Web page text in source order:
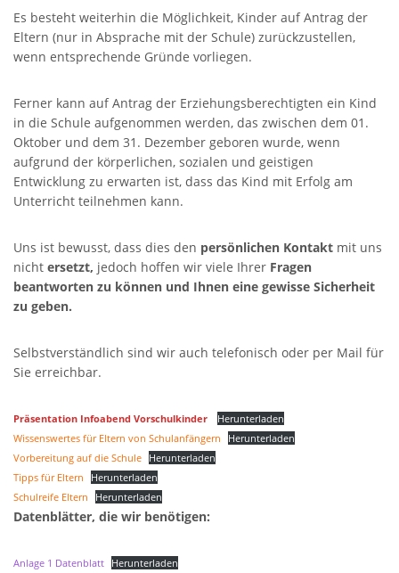
Es besteht weiterhin die Möglichkeit, Kinder auf Antrag der
Eltern (nur in Absprache mit der Schule) zurückzustellen,
wenn entsprechende Gründe vorliegen.
Ferner kann auf Antrag der Erziehungsberechtigten ein Kind
in die Schule aufgenommen werden, das zwischen dem 01.
Oktober und dem 31. Dezember geboren wurde, wenn
aufgrund der körperlichen, sozialen und geistigen
Entwicklung zu erwarten ist, dass das Kind mit Erfolg am
Unterricht teilnehmen kann.
Uns ist bewusst, dass dies den persönlichen Kontakt mit uns
nicht ersetzt, jedoch hoffen wir viele Ihrer Fragen
beantworten zu können und Ihnen eine gewisse Sicherheit
zu geben.
Selbstverständlich sind wir auch telefonisch oder per Mail für
Sie erreichbar.
Präsentation Infoabend Vorschulkinder
Herunterladen
Wissenswertes für Eltern von Schulanfängern
Herunterladen
Vorbereitung auf die Schule Herunterladen
Tipps für Eltern
Herunterladen
Schulreife Eltern
Herunterladen
Datenblätter, die wir benötigen:
Anlage 1 Datenblatt Herunterladen
SCHULHAUS FRAUENDORF
Frauendorf 31,
Tel 09573 - 6586
Fax 09573 – 8990137
SCHULHAUS UETZING
Tel 09573 - 5380
Fax 09573 – 340283
Hauptverwaltung:
Dorfstr. 2,
96231 Bad Staffelstein-Grundfeld
Tel 09573 – 4459 od.
Tel 09571 – 2082
Fax 09571 – 755870